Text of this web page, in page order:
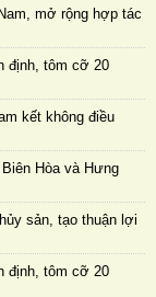
mở rộng hợp tác
định, tôm cỡ 20
kết không điều
Hòa và Hưng
sản, tạo thuận lợi
định, tôm cỡ 20